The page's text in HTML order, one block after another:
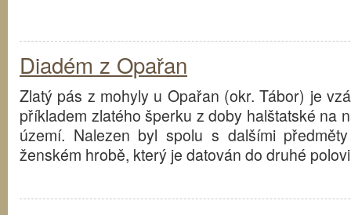
Diadém z Opařan
Zlatý pás z mohyly u Opařan (okr. Tábor) je
příkladem zlatého šperku z doby halštatské na
území. Nalezen byl spolu s dalšími
ženském hrobě, který je datován do druhé